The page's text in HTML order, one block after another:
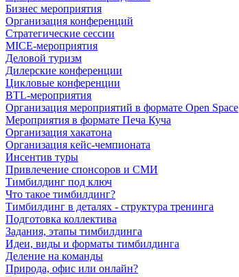
Бизнес мероприятия
Организация конференций
Стратегические сессии
MICE-мероприятия
Деловой туризм
Дилерские конференции
Цикловые конференции
BTL-мероприятия
Организация мероприятий в формате Open Space
Мероприятия в формате Печа Куча
Организация хакатона
Организация кейс-чемпионата
Инсентив туры
Привлечение спонсоров и СМИ
Тимбилдинг под ключ
Что такое тимбилдинг?
Тимбилдинг в деталях - структура тренинга
Подготовка коллектива
Задания, этапы тимбилдинга
Идеи, виды и форматы тимбилдинга
Деление на команды
Природа, офис или онлайн?